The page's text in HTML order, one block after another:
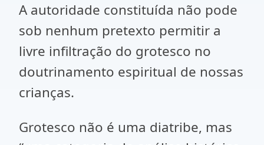
A autoridade constituída não pode
sob nenhum pretexto permitir a
livre infiltração do grotesco no
doutrinamento espiritual de nossas
crianças.
Grotesco não é uma diatribe, mas